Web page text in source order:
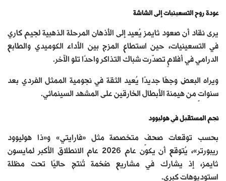
عودة روح التسعينيات إلى الشاشة
يرى نقاد أن صعود ثايمز يُعيد إلى الأذهان المرحلة الذهبية لجيم كاري
في التسعينيات، حين استطاع المزج بين الأداء الكوميدي والطابع
الدرامي في أفلامٍ تصدّرت شباك التذاكر واحدًا تلو الآخر.
ويراه البعض وجهًا جديدًا يُعيد الثقة في نجومية الممثل الفردي بعد
سنواتٍ من هيمنة الأبطال الخارقين على المشهد السينمائي.
نجم المستقبل في هوليوود
بحسب توقعات صحفٍ متخصصة مثل «فارايتي» و«ذا هوليوود
ريبورتر»، يُتوقع أن يكون عام 2026 عام الانطلاق الأكبر لمايسون
ثايمز، إذ يشارك في مشاريع ضخمة تُنتَج حاليًا تحت مظلة
استوديوهات كبرى.